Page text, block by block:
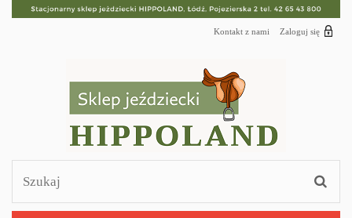
Zaloguj się
Kontakt z nami